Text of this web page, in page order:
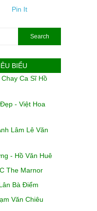
Pin It
BIỂU
Ca Sĩ Hồ
- Việt Hoa
Lâm Lê Văn
- Hồ Văn Huê
The Marnor
Bà Điểm
Văn Chiêu